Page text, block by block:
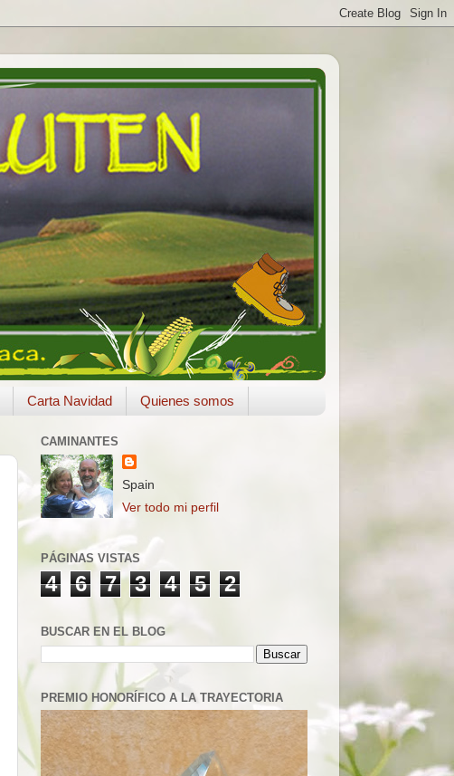
Carta Navidad Quienes somos
CAMINANTES
Spain
Ver todo mi perfil
PÁGINAS VISTAS
4 6 7 3 4 5 2
BUSCAR EN EL BLOG
PREMIO HONORÍFICO A LA TRAYECTORIA